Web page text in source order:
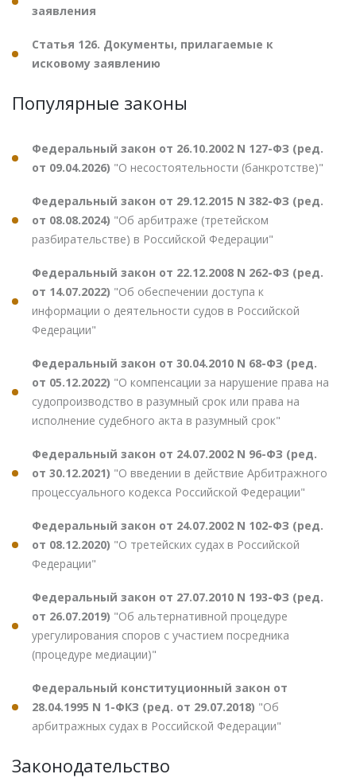
заявления
Статья 126. Документы, прилагаемые к
исковому заявлению
Популярные законы
Федеральный закон от 26.10.2002 N 127-ФЗ (ред.
от 09.04.2026) "О несостоятельности (банкротстве)"
Федеральный закон от 29.12.2015 N 382-ФЗ (ред.
от 08.08.2024) "Об арбитраже (третейском
разбирательстве) в Российской Федерации"
Федеральный закон от 22.12.2008 N 262-ФЗ (ред.
от 14.07.2022) "Об обеспечении доступа к
информации о деятельности судов в Российской
Федерации"
Федеральный закон от 30.04.2010 N 68-ФЗ (ред.
от 05.12.2022) "О компенсации за нарушение права на
судопроизводство в разумный срок или права на
исполнение судебного акта в разумный срок"
Федеральный закон от 24.07.2002 N 96-ФЗ (ред.
от 30.12.2021) "О введении в действие Арбитражного
процессуального кодекса Российской Федерации"
Федеральный закон от 24.07.2002 N 102-ФЗ (ред.
от 08.12.2020) "О третейских судах в Российской
Федерации"
Федеральный закон от 27.07.2010 N 193-ФЗ (ред.
от 26.07.2019) "Об альтернативной процедуре
урегулирования споров с участием посредника
(процедуре медиации)"
Федеральный конституционный закон от
28.04.1995 N 1-ФКЗ (ред. от 29.07.2018) "Об
арбитражных судах в Российской Федерации"
Законодательство